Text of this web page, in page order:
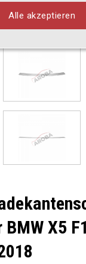
X5
Alle akzeptieren